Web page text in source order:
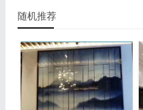
随机推荐